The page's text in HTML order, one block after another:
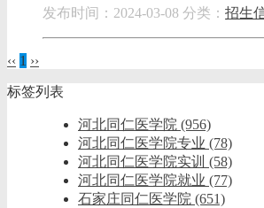
发布时间：2024-03-08 分类： 招生
‹‹ 1 ››
标签列表
河北同仁医学院 (956)
河北同仁医学院专业 (78)
河北同仁医学院实训 (58)
河北同仁医学院就业 (77)
石家庄同仁医学院 (651)